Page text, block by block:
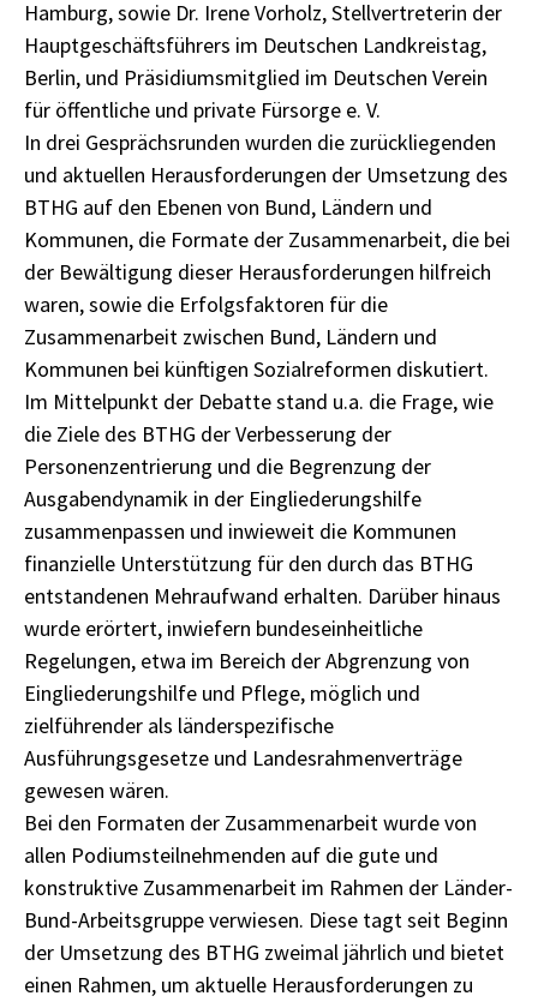
Hamburg, sowie Dr. Irene Vorholz, Stellvertreterin der
Hauptgeschäftsführers im Deutschen Landkreistag,
Berlin, und Präsidiumsmitglied im Deutschen Verein
für öffentliche und private Fürsorge e. V.
In drei Gesprächsrunden wurden die zurückliegenden
und aktuellen Herausforderungen der Umsetzung des
BTHG auf den Ebenen von Bund, Ländern und
Kommunen, die Formate der Zusammenarbeit, die bei
der Bewältigung dieser Herausforderungen hilfreich
waren, sowie die Erfolgsfaktoren für die
Zusammenarbeit zwischen Bund, Ländern und
Kommunen bei künftigen Sozialreformen diskutiert.
Im Mittelpunkt der Debatte stand u.a. die Frage, wie
die Ziele des BTHG der Verbesserung der
Personenzentrierung und die Begrenzung der
Ausgabendynamik in der Eingliederungshilfe
zusammenpassen und inwieweit die Kommunen
finanzielle Unterstützung für den durch das BTHG
entstandenen Mehraufwand erhalten. Darüber hinaus
wurde erörtert, inwiefern bundeseinheitliche
Regelungen, etwa im Bereich der Abgrenzung von
Eingliederungshilfe und Pflege, möglich und
zielführender als länderspezifische
Ausführungsgesetze und Landesrahmenverträge
gewesen wären.
Bei den Formaten der Zusammenarbeit wurde von
allen Podiumsteilnehmenden auf die gute und
konstruktive Zusammenarbeit im Rahmen der Länder-
Bund-Arbeitsgruppe verwiesen. Diese tagt seit Beginn
der Umsetzung des BTHG zweimal jährlich und bietet
einen Rahmen, um aktuelle Herausforderungen zu